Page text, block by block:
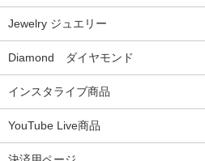
Jewelry ジュエリー
Diamond ダイヤモンド
インスタライブ商品
YouTube Live商品